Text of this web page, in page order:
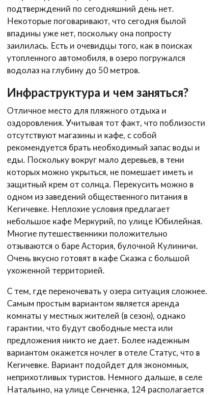
подтверждений по сегодняшний день нет.
Некоторые поговаривают, что сегодня былой
впадины уже нет, поскольку она попросту
заилилась. Есть и очевидцы того, как в поисках
утопленного автомобиля, в озеро погружался
водолаз на глубину до 50 метров.
Инфраструктура и чем заняться?
Отличное место для пляжного отдыха и
оздоровления. Учитывая тот факт, что поблизости
отсутствуют магазины и кафе, с собой
рекомендуется брать необходимый запас воды и
еды. Поскольку вокруг мало деревьев, в тени
которых можно укрыться, не помешает иметь и
защитный крем от солнца. Перекусить можно в
одном из заведений общественного питания в
Кегичевке. Неплохие условия предлагает
небольшое кафе Меркурий, по улице Юбилейная.
Многие путешественники положительно
отзываются о баре Астория, булочной Кулиничи.
Очень вкусно готовят в кафе Сказка с большой
ухоженной территорией.
С тем, где переночевать у озера ситуация сложнее.
Самым простым вариантом является аренда
комнаты у местных жителей (в сезон), однако
гарантии, что будут свободные места или
предложения никто не дает. Более надежным
вариантом окажется ночлег в отеле Статус, что в
Кегичевке. Вариант подойдет для экономных,
неприхотливых туристов. Немного дальше, в селе
Натальино, на улице Сенченка, 124 располагается